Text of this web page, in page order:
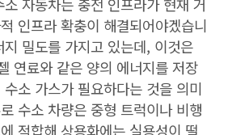
인프라 확충이 해결되어야겠습니
밀도를 가지고 있는데, 이것은
연료와 같은 양의 에너지를 저장
소 가스가 필요하다는 것을 의미
수소 차량은 중형 트럭이나 비행
적합해 상용화에는 실용성이 떨